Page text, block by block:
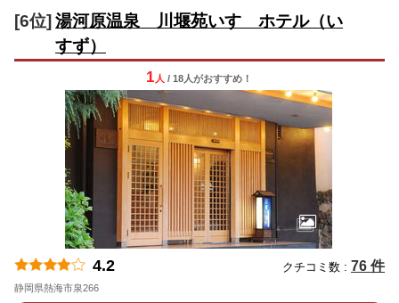
[6位] 湯河原温泉 川堰苑いすゞホテル（い
すず）
1 人 / 18人がおすすめ！
4.2 クチコミ数 : 76 件
静岡県熱海市泉266